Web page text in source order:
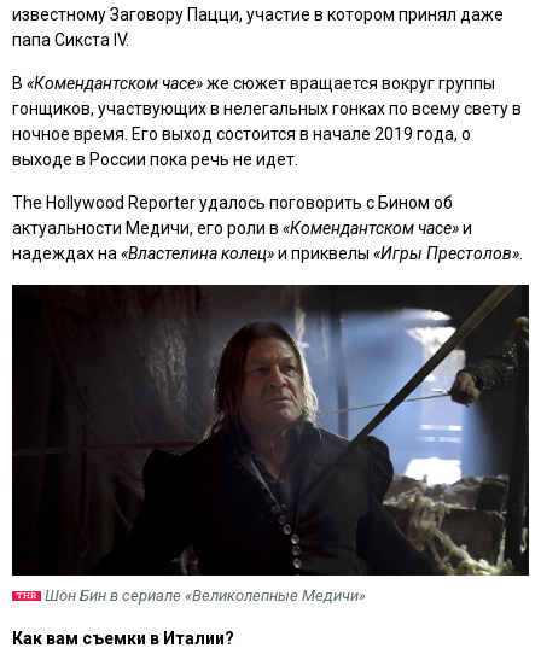
известному Заговору Пацци, участие в котором принял даже
папа Сикста IV.
В «Комендантском часе»же сюжет вращается вокруг группы
гонщиков, участвующих в нелегальных гонках по всему свету в
ночное время. Его выход состоится в начале 2019 года, о
выходе в России пока речь не идет.
The Hollywood Reporter удалось поговорить с Бином об
актуальности Медичи, его роли в «Комендантском часе»и
надеждах на «Властелина колец»и приквелы «Игры Престолов»
Шон Бин в сериале «Великолепные Медичи»
Как вам съемки в Италии?